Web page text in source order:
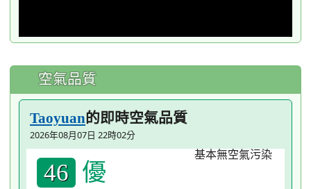
空氣品質
Taoyuan的即時空氣品質
2026年08月07日 22時02分
46 優